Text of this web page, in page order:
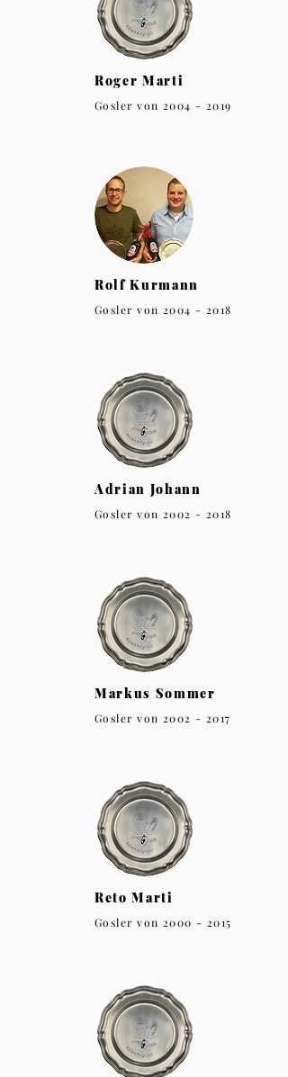
Roger Marti
Gosler von 2004 - 2019
Rolf Kurmann
Gosler von 2004 - 2018
Adrian Johann
Gosler von 2002 - 2018
Markus Sommer
Gosler von 2002 - 2017
Reto Marti
Gosler von 2000 - 2015